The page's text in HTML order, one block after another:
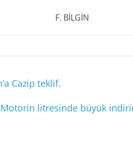
BİLGİN
Cazip teklif.
Motorin litresinde büyük